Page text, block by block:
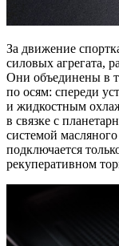
За движение
силовых агрегата,
Они объединены в
по осям: спереди
и жидкостным
в связке с
системой
подключается
рекуперативном